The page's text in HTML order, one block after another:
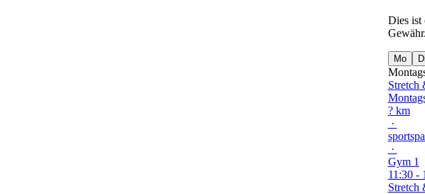
Dies ist
Gewähr.
Mo Di
Stretch
? km
·
·
Gym 1
11:30 -
Stretch